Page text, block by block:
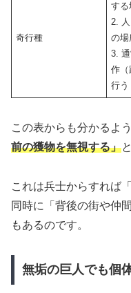
奇行種
する
2.
の場
3.
作（
行う
この表からも分かるよ
前の獲物を無視する」
これは兵士からすれば
同時に「背後の街や仲
もあるのです。
無垢の巨人でも個